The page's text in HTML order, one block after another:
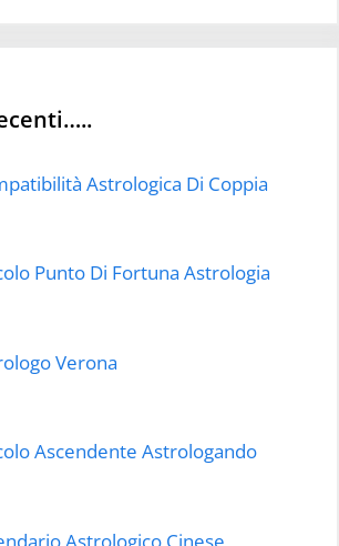
Astrologica Di Coppia
Punto Di Fortuna Astrologia
Verona
Ascendente Astrologando